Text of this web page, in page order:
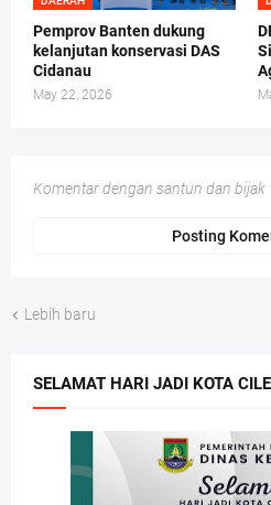
Pemprov Banten dukung
kelanjutan konservasi DAS
Cidanau
May 22, 2026
Komentar dengan santun dan bijak
Posting
Lebih baru
SELAMAT HARI JADI KOTA